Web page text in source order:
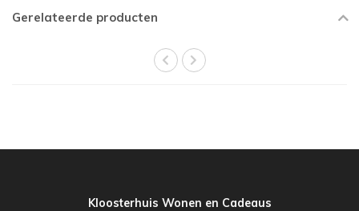
Gerelateerde producten
Kloosterhuis Wonen en Cadeaus